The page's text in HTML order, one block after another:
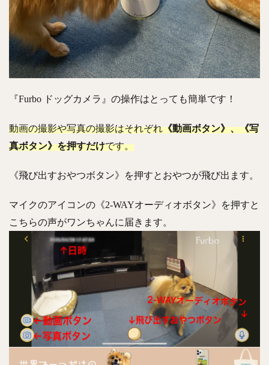
『Furbo ドッグカメラ』の操作はとっても簡単です！
動画の撮影や写真の撮影はそれぞれ《動画ボタン》、《写
真ボタン》を押すだけです。
《飛び出すおやつボタン》を押すとおやつが飛び出ます。
マイクのアイコンの《2-WAYオーディオボタン》を押すと
こちらの声がワンちゃんに届きます。